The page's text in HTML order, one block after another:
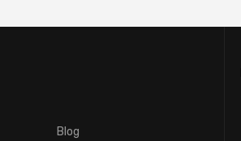
Blog